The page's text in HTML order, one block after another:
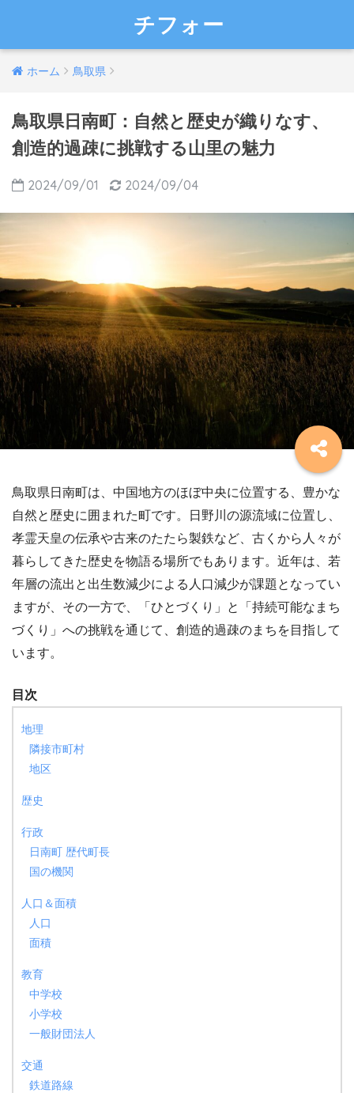
チフォー
ホーム 鳥取県
鳥取県日南町：自然と歴史が織りなす、
創造的過疎に挑戦する山里の魅力
2024/09/01 2024/09/04
鳥取県日南町は、中国地方のほぼ中央に位置する、豊かな
自然と歴史に囲まれた町です。日野川の源流域に位置し、
孝霊天皇の伝承や古来のたたら製鉄など、古くから人々が
暮らしてきた歴史を物語る場所でもあります。近年は、若
年層の流出と出生数減少による人口減少が課題となってい
ますが、その一方で、「ひとづくり」と「持続可能なまち
づくり」への挑戦を通じて、創造的過疎のまちを目指して
います。
目次
地理
隣接市町村
地区
歴史
行政
日南町 歴代町長
国の機関
人口＆面積
人口
面積
教育
中学校
小学校
一般財団法人
交通
鉄道路線